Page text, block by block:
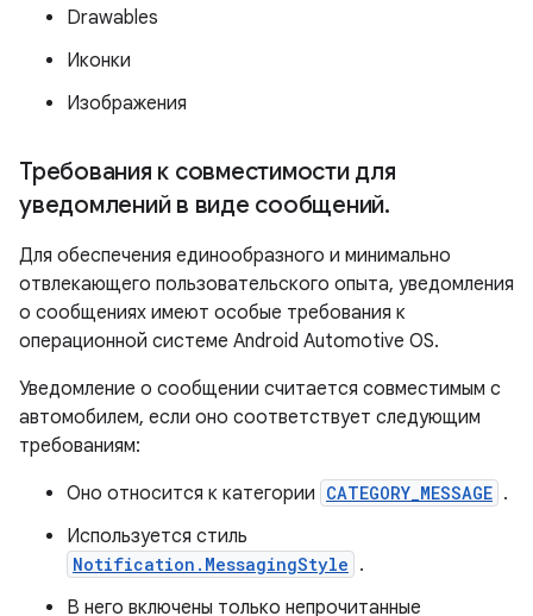
Drawables
Иконки
Изображения
Требования к совместимости для
уведомлений в виде сообщений.
Для обеспечения единообразного и минимально
отвлекающего пользовательского опыта, уведомления
о сообщениях имеют особые требования к
операционной системе Android Automotive OS.
Уведомление о сообщении считается совместимым с
автомобилем, если оно соответствует следующим
требованиям:
Оно относится к категории CATEGORY_MESSAGE .
Используется стиль
Notification.MessagingStyle .
В него включены только непрочитанные